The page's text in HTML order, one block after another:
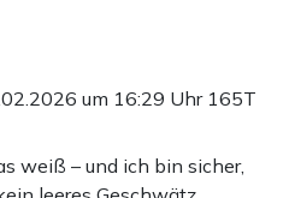
um 16:29 Uhr 165T
weiß – und ich bin sicher,